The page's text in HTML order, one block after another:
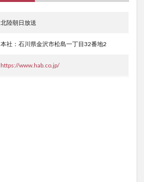
北陸朝日放送
本社：石川県金沢市松島一丁目32番地2
https://www.hab.co.jp/